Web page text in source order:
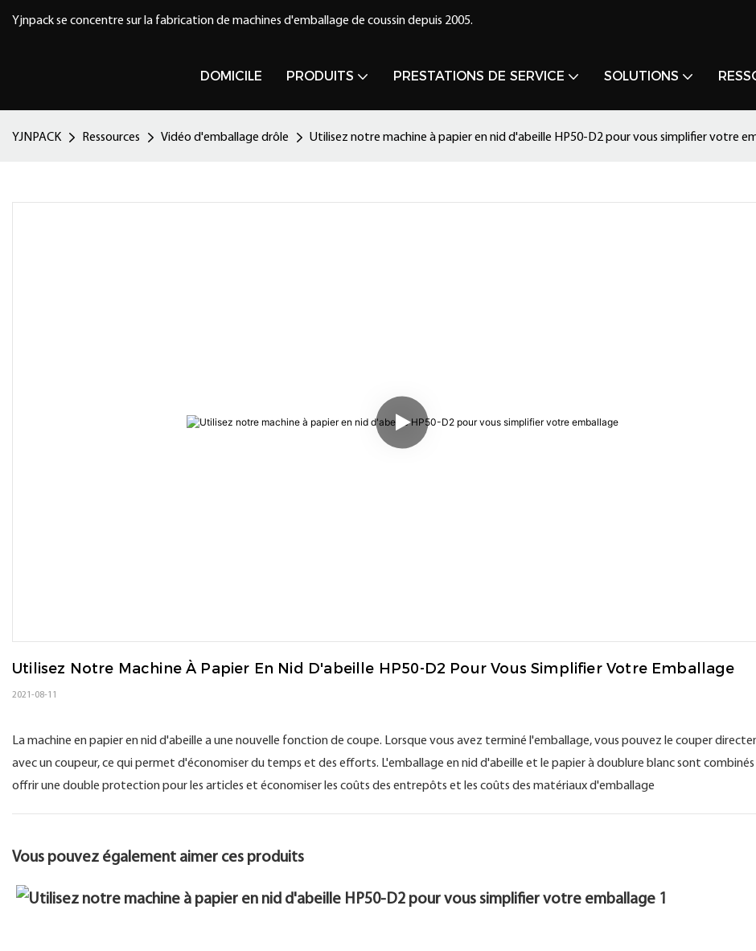
Yjnpack se concentre sur la fabrication de machines d'emballage de coussin depuis 2005.
DOMICILE PRODUITS PRESTATIONS DE SERVICE SOLUTIONS
YJNPACK Ressources Vidéo d'emballage drôle Utilisez notre machine à papier en nid d'abeille HP50-D2 pour vous simplifier votre
Utilisez Notre Machine À Papier En Nid D'abeille HP50-D2 Pour Vous Simplifier Votre Emballage
2021-08-11
La machine en papier en nid d'abeille a une nouvelle fonction de coupe. Lorsque vous avez terminé l'emballage, vous pouvez le couper
avec un coupeur, ce qui permet d'économiser du temps et des efforts. L'emballage en nid d'abeille et le papier à doublure blanc sont
offrir une double protection pour les articles et économiser les coûts des entrepôts et les coûts des matériaux d'emballage
Vous pouvez également aimer ces produits